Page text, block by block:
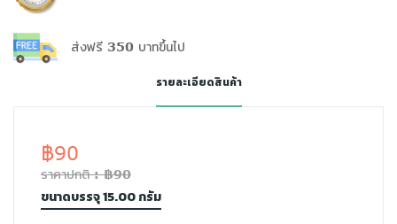
ส่งฟรี 350 บาทขึ้นไป
รายละเอียดสินค้า
฿90
ราคาปกติ : ฿90
ขนาดบรรจุ 15.00 กรัม